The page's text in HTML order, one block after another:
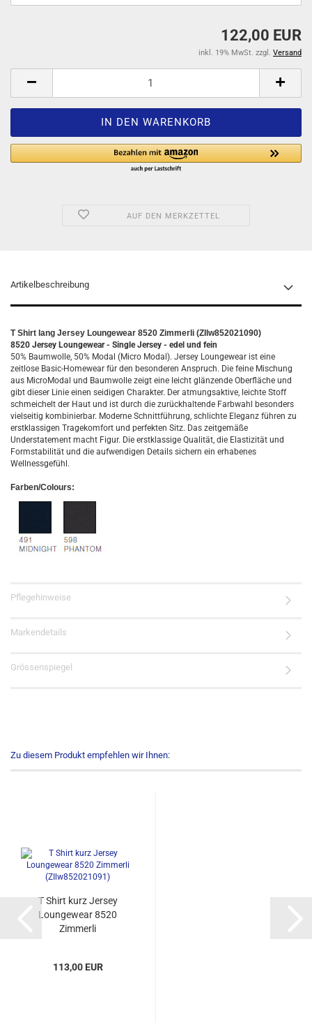
122,00 EUR
inkl. 19% MwSt. zzgl. Versand
AUF DEN MERKZETTEL
Artikelbeschreibung
T Shirt lang Jersey Loungewear 8520 Zimmerli (ZIlw852021090)
8520 Jersey Loungewear - Single Jersey - edel und fein
50% Baumwolle, 50% Modal (Micro Modal). Jersey Loungewear ist eine
zeitlose Basic-Homewear für den besonderen Anspruch. Die feine Mischung
aus MicroModal und Baumwolle zeigt eine leicht glänzende Oberfläche und
gibt dieser Linie einen seidigen Charakter. Der atmungsaktive, leichte Stoff
schmeichelt der Haut und ist durch die zurückhaltende Farbwahl besonders
vielseitig kombinierbar. Moderne Schnittführung, schlichte Eleganz führen zu
erstklassigen Tragekomfort und perfekten Sitz. Das zeitgemäße
Understatement macht Figur. Die erstklassige Qualität, die Elastizität und
Formstabilität und die aufwendigen Details sichern ein erhabenes
Wellnessgefühl.
Farben/Colours:
Pflegehinweise
Markendetails
Grössenspiegel
Zu diesem Produkt empfehlen wir Ihnen:
T Shirt kurz Jersey
Loungewear 8520
Zimmerli
113,00 EUR